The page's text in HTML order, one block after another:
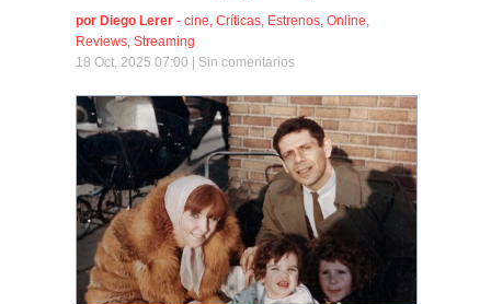
por Diego Lerer - cine, Críticas, Estrenos, Online,
Reviews, Streaming
18 Oct, 2025 07:00 | Sin comentarios